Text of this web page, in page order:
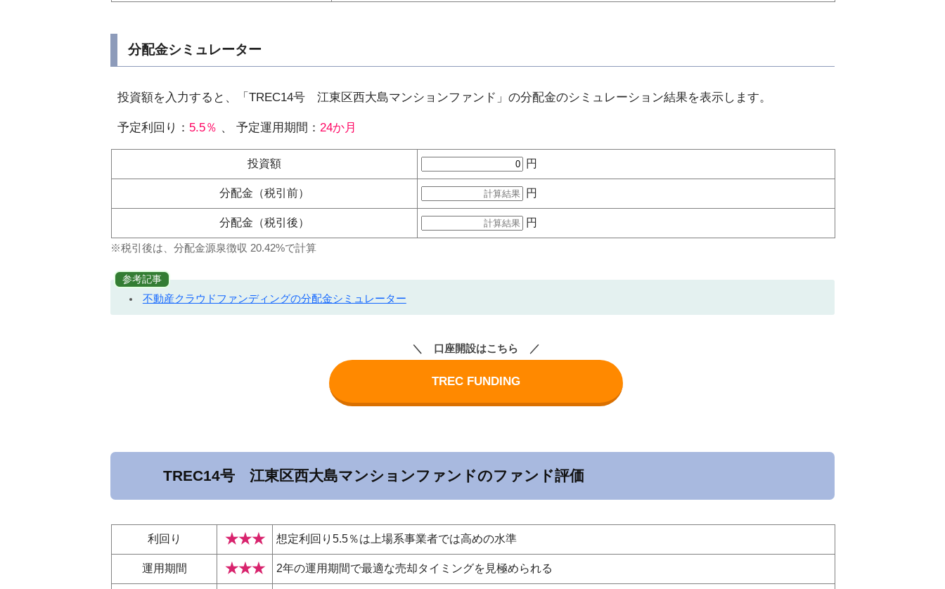
分配金シミュレーター
投資額を入力すると、「TREC14号 江東区西大島マンションファンド」の分配金のシミュレーション結果を表示します。
予定利回り： 5.5％ 、 予定運用期間： 24か月
投資額 円
分配金（税引前） 円
分配金（税引後） 円
※税引後は、分配金源泉徴収 20.42%で計算
参考記事
不動産クラウドファンディングの分配金シミュレーター
TREC FUNDING
口座開設はこちら
TREC14号 江東区西大島マンションファンドのファンド評価
利回り ★★★ 想定利回り5.5％は上場系事業者では高めの水準
運用期間 ★★★ 2年の運用期間で最適な売却タイミングを見極められる